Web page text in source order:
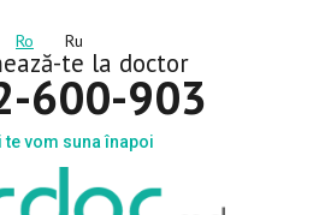
Ro Ru
te la doctor
600-903
te vom suna înapoi